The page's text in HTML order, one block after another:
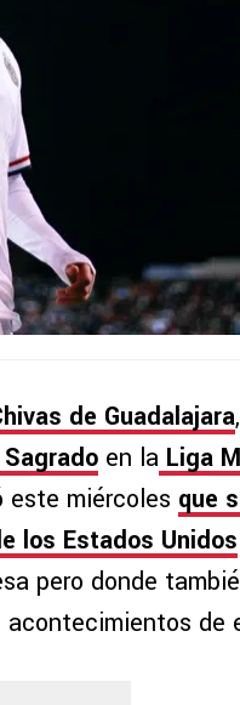
de Guadalajara,
en la Liga
este miércoles que
los Estados Unidos
pero donde
de